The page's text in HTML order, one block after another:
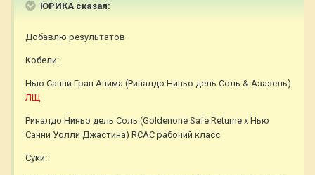
ЮРИКА сказал:
Добавлю результатов
Кобели:
Нью Санни Гран Анима (Риналдо Ниньо дель Соль & Азазель)
ЛЩ
Риналдо Ниньо дель Соль (Goldenone Safe Returne x Нью
Санни Уолли Джастина) RCAC рабочий класс
Суки: